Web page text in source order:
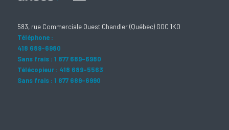
583, rue Commerciale Ouest Chandler (Québec) G0C 1K0
Téléphone :
418 689-6980
Sans frais : 1 877 689-6980
Télécopieur : 418 689-5563
Sans frais : 1 877 689-6990